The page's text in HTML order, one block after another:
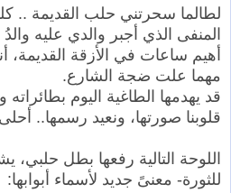
لطالما سحرتني حلب القديمة ..
المنفى الذي أجبر والدي عليه
أهيم ساعات في الأزقة القديمة،
مهما علت ضجة الشارع.
قد يهدمها الطاغية اليوم
قلوبنا صورتها، ونعيد رسمها..
اللوحة التالية رفعها بطل
للثورة- معنىً جديد لأسماء أبوابها: